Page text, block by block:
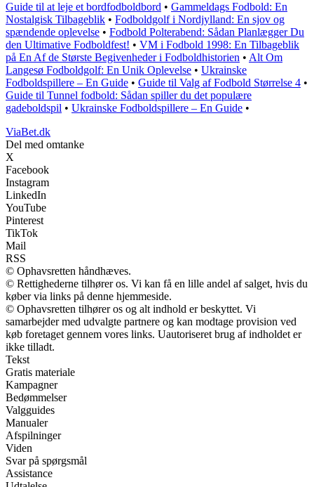
Guide til at leje et bordfodboldbord • Gammeldags Fodbold: En
Nostalgisk Tilbageblik • Fodboldgolf i Nordjylland: En sjov og
spændende oplevelse • Fodbold Polterabend: Sådan Planlægger Du
den Ultimative Fodboldfest! • VM i Fodbold 1998: En Tilbageblik
på En Af de Største Begivenheder i Fodboldhistorien • Alt Om
Langesø Fodboldgolf: En Unik Oplevelse • Ukrainske
Fodboldspillere – En Guide • Guide til Valg af Fodbold Størrelse 4 •
Guide til Tunnel fodbold: Sådan spiller du det populære
gadeboldspil • Ukrainske Fodboldspillere – En Guide •
ViaBet.dk
Del med omtanke
X
Facebook
Instagram
LinkedIn
YouTube
Pinterest
TikTok
Mail
RSS
© Ophavsretten håndhæves.
© Rettighederne tilhører os. Vi kan få en lille andel af salget, hvis du
køber via links på denne hjemmeside.
© Ophavsretten tilhører os og alt indhold er beskyttet. Vi
samarbejder med udvalgte partnere og kan modtage provision ved
køb foretaget gennem vores links. Uautoriseret brug af indholdet er
ikke tilladt.
Tekst
Gratis materiale
Kampagner
Bedømmelser
Valgguides
Manualer
Afspilninger
Viden
Svar på spørgsmål
Assistance